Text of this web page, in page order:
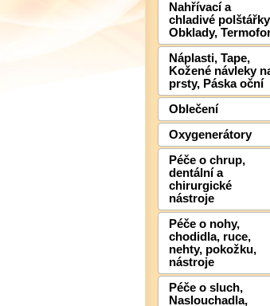
Nahřívací a
chladivé
Obklady,
Náplasti, Tape,
Kožené návleky
prsty, Páska oční
Oblečení
Oxygenerátory
Péče o chrup,
dentální a
chirurgické
nástroje
Péče o nohy,
chodidla, ruce,
nehty, pokožku,
nástroje
Péče o sluch,
Naslouchadla,